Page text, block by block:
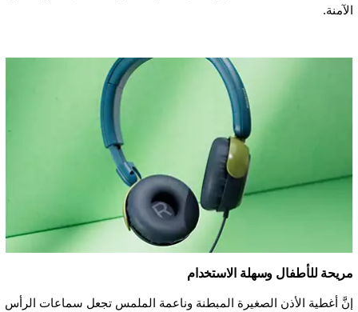
الآمنة.
مريحة للأطفال وسهلة الاستخدام
إنَّ أغطية الأذن الصغيرة المبطنة وناعمة الملمس تجعل سماعات الرأس